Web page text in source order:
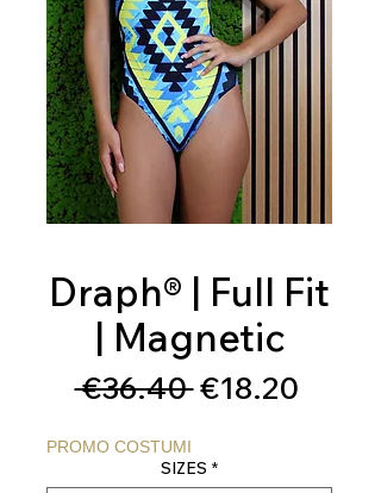
Draph® | Full Fit
| Magnetic
€36.40 Regular
€18.20Sale
PROMO COSTUMI
SIZES *